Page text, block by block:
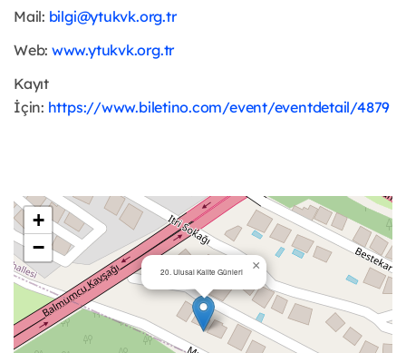
Mail: bilgi@ytukvk.org.tr
Web: www.ytukvk.org.tr
Kayıt
İçin: https://www.biletino.com/event/eventdetail/4879
20. Ulusal Kalite Günleri ×
+
−